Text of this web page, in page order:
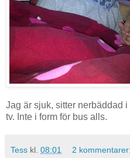
Jag är sjuk, sitter nerbäddad
tv. Inte i form för bus alls.
Tess kl. 08:01 2 kommentarer: